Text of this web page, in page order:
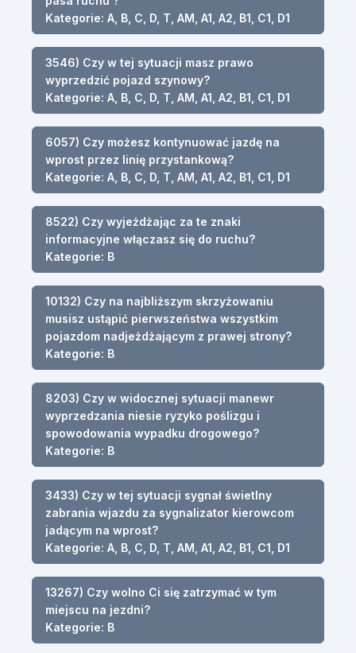
Kategorie: A, B, C, D, T, AM, A1, A2, B1, C1, D1
3546) Czy w tej sytuacji masz prawo
wyprzedzić pojazd szynowy?
Kategorie: A, B, C, D, T, AM, A1, A2, B1, C1, D1
6057) Czy możesz kontynuować jazdę na
wprost przez linię przystankową?
Kategorie: A, B, C, D, T, AM, A1, A2, B1, C1, D1
8522) Czy wyjeżdżając za te znaki
informacyjne włączasz się do ruchu?
Kategorie: B
10132) Czy na najbliższym skrzyżowaniu
musisz ustąpić pierwszeństwa wszystkim
pojazdom nadjeżdżającym z prawej strony?
Kategorie: B
8203) Czy w widocznej sytuacji manewr
wyprzedzania niesie ryzyko poślizgu i
spowodowania wypadku drogowego?
Kategorie: B
3433) Czy w tej sytuacji sygnał świetlny
zabrania wjazdu za sygnalizator kierowcom
jadącym na wprost?
Kategorie: A, B, C, D, T, AM, A1, A2, B1, C1, D1
13267) Czy wolno Ci się zatrzymać w tym
miejscu na jezdni?
Kategorie: B